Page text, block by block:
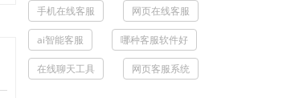
手机在线客服 网页在线客服
ai智能客服 哪种客服软件好
在线聊天工具 网页客服系统